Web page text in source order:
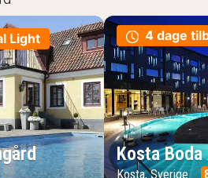
Light 4 dage
Kosta
Kosta, Sverige